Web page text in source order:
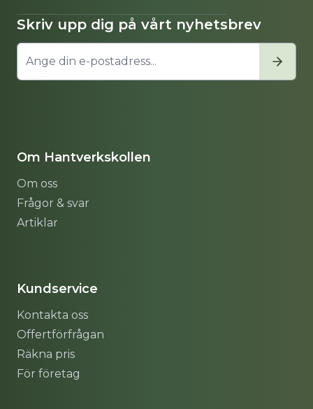
Skriv upp dig på vårt nyhetsbrev
Om Hantverkskollen
Om oss
Frågor & svar
Artiklar
Kundservice
Kontakta oss
Offertförfrågan
Räkna pris
För företag